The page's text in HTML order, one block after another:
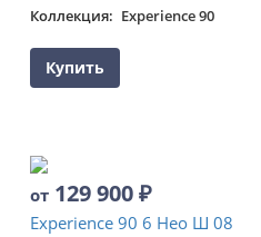
Коллекция Experience 90
Купить
от 129 900₽
Experience 90 6 Нео Ш 08